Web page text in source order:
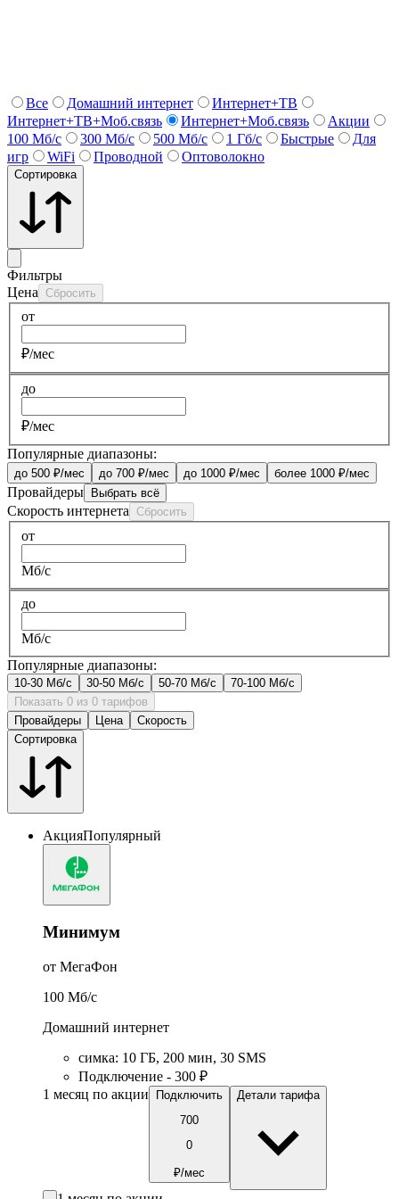
Все Домашний интернет
Интернет+ТВ
Интернет+ТВ+Моб.связь
Интернет+Моб.связь
Акции
100 Мб/с
300 Мб/с 500 Мб/с 1 Гб/c Быстрые
Для
игр
WiFi Проводной Оптоволокно
Сортировка
Фильтры
Цена
Сбросить
от
₽/мес
до
₽/мес
Популярные диапазоны:
до 500 ₽/мес до 700 ₽/мес до 1000 ₽/мес более 1000 ₽/мес
Провайдеры Выбрать всё
Скорость интернета Сбросить
от
Мб/с
до
Мб/с
Популярные диапазоны:
10-30 Мб/с 30-50 Мб/с 50-70 Мб/с
70-100 Мб/с
Показать 0 из 0 тарифов
Провайдеры
Цена
Скорость
Сортировка
АкцияПопулярный
Минимум
от МегаФон
100 Мб/c
Домашний интернет
симка: 10 ГБ, 200 мин, 30 SMS
Подключение - 300 ₽
1 месяц по акции
Подключить
700
0
₽/мес
Детали тарифа